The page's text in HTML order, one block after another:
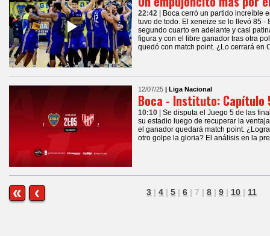
22:42
| Boca cerró un partido increíble
tuvo de todo. El xeneize se lo llevó 85
segundo cuarto en adelante y casi
figura y con el libre ganador tras otra
quedó con match point. ¿Lo cerrará en
12/07/25 | Liga Nacional
Boca - Instituto: Capítulo
10:10
| Se disputa el Juego 5 de las
su estadio luego de recuperar la
el ganador quedará match point.
otro golpe la gloria? El análisis en la
« ‹ 3 | 4 | 5 | 6 | 7 | 8 | 9 | 10 | 11